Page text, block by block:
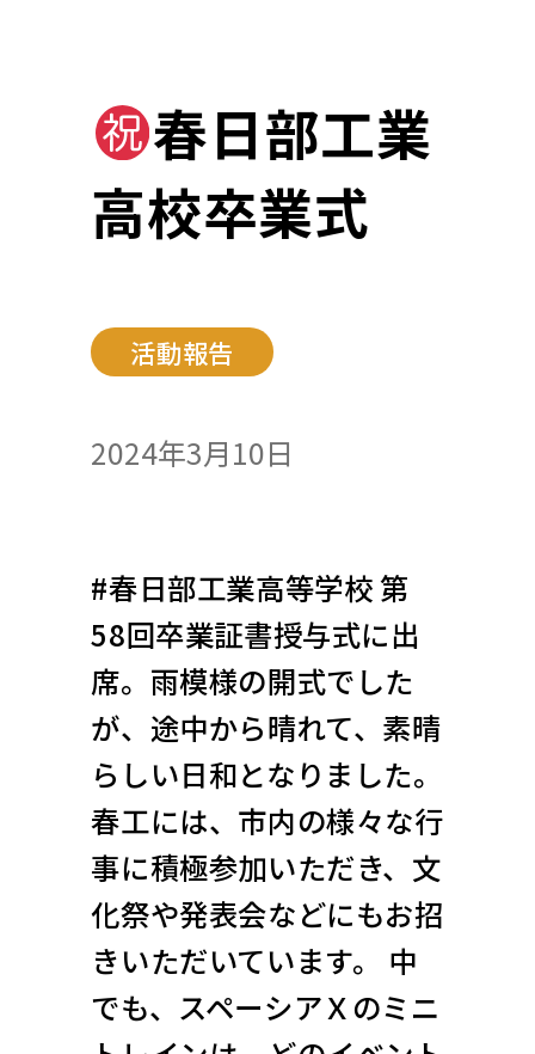
春日部工業
高校卒業式
活動報告
2024年3月10日
#春日部工業高等学校 第
58回卒業証書授与式に出
席。雨模様の開式でした
が、途中から晴れて、素晴
らしい日和となりました。
春工には、市内の様々な行
事に積極参加いただき、文
化祭や発表会などにもお招
きいただいています。 中
でも、スペーシアＸのミニ